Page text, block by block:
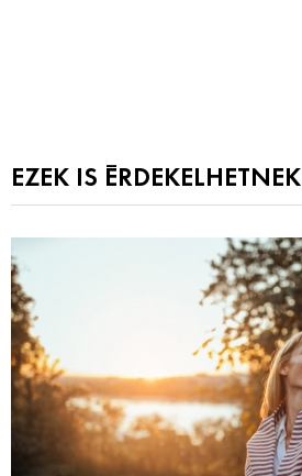
EZEK IS ÉRDEKELHETNEK